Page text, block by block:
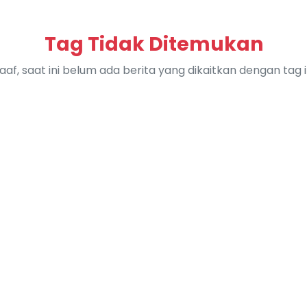
Tag Tidak Ditemukan
saat ini belum ada berita yang dikaitkan dengan tag